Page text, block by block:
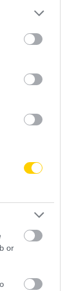
Google
may click to
tags to
Google
or